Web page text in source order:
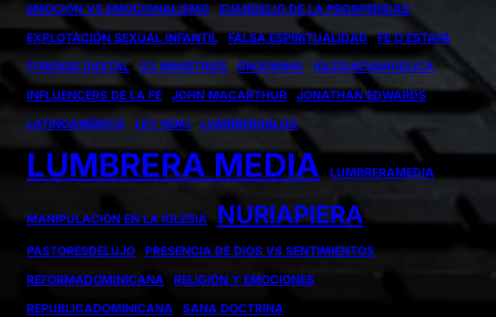
EMOCIÓN VS EMOCIONALISMO
EVANGELIO DE LA PROSPERIDAD
EXPLOTACIÓN SEXUAL INFANTIL
FALSA ESPIRITUALIDAD
FE O ESTAFA
FORENSE DIGITAL
G3 MINISTRIES GROOMING
IGLESIAEVANGELICA
INFLUENCERS DE LA FE
JOHN MACARTHUR
JONATHAN EDWARDS
LATINOAMÉRICA
LEY NOKI LUMBRERABLOG
LUMBRERA MEDIA LUMBRERAMEDIA
MANIPULACIÓN EN LA IGLESIA NURIAPIERA
PASTORESDELUJO
PRESENCIA DE DIOS VS SENTIMIENTOS
REFORMADOMINICANA
RELIGIÓN Y EMOCIONES
REPUBLICADOMINICANA
SANA DOCTRINA